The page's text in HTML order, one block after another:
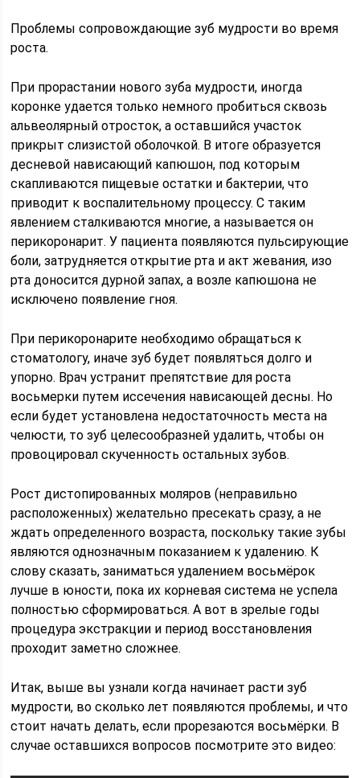
Проблемы сопровождающие зуб мудрости во время
роста.
При прорастании нового зуба мудрости, иногда
коронке удается только немного пробиться сквозь
альвеолярный отросток, а оставшийся участок
прикрыт слизистой оболочкой. В итоге образуется
десневой нависающий капюшон, под которым
скапливаются пищевые остатки и бактерии, что
приводит к воспалительному процессу. С таким
явлением сталкиваются многие, а называется он
перикоронарит. У пациента появляются пульсирующие
боли, затрудняется открытие рта и акт жевания, изо
рта доносится дурной запах, а возле капюшона не
исключено появление гноя.
При перикоронарите необходимо обращаться к
стоматологу, иначе зуб будет появляться долго и
упорно. Врач устранит препятствие для роста
восьмерки путем иссечения нависающей десны. Но
если будет установлена недостаточность места на
челюсти, то зуб целесообразней удалить, чтобы он
провоцировал скученность остальных зубов.
Рост дистопированных моляров (неправильно
расположенных) желательно пресекать сразу, а не
ждать определенного возраста, поскольку такие зубы
являются однозначным показанием к удалению. К
слову сказать, заниматься удалением восьмёрок
лучше в юности, пока их корневая система не успела
полностью сформироваться. А вот в зрелые годы
процедура экстракции и период восстановления
проходит заметно сложнее.
Итак, выше вы узнали когда начинает расти зуб
мудрости, во сколько лет появляются проблемы, и что
стоит начать делать, если прорезаются восьмёрки. В
случае оставшихся вопросов посмотрите это видео: